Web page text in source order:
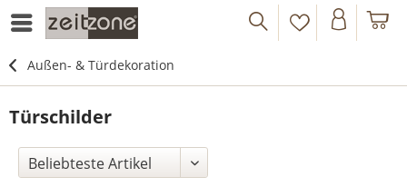
Außen- & Türdekoration
Türschilder